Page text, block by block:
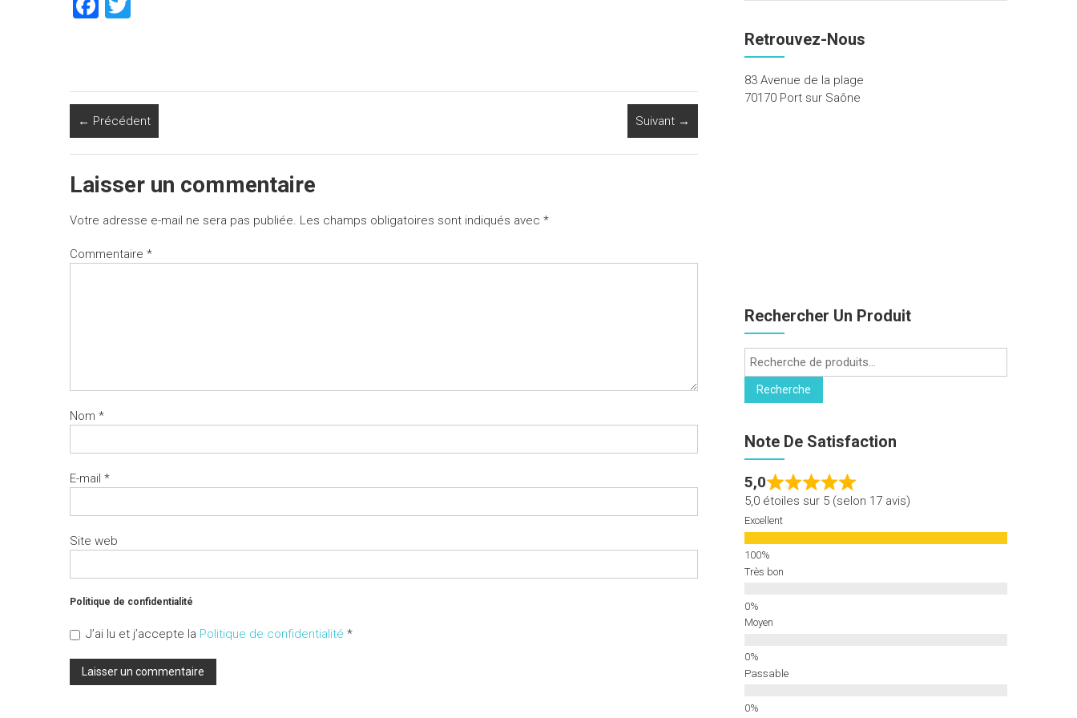
o
ok
← Précédent Suivant →
Laisser un commentaire
Votre adresse e-mail ne sera pas publiée. Les champs obligatoires sont indiqués avec *
Commentaire *
Nom *
E-mail *
Site web
Politique de confidentialité
J’ai lu et j’accepte la Politique de confidentialité *
Retrouvez-Nous
83 Avenue de la plage
70170 Port sur Saône
Rechercher Un Produit
Recherche
pour :
Recherche
Note De Satisfaction
5,0
5,0 étoiles sur 5 (selon 17 avis)
Excellent
Très bon
Moyen
Passable